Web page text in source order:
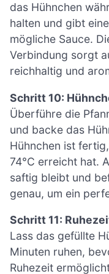
das Hühnchen
halten und gibt
mögliche Sauce.
Verbindung sorgt
reichhaltig und
Schritt 10:
Überführe die
und backe das
Hühnchen ist
74°C erreicht hat.
saftig bleibt und
genau, um ein
Schritt 11:
Lass das gefüllte
Minuten ruhen,
Ruhezeit